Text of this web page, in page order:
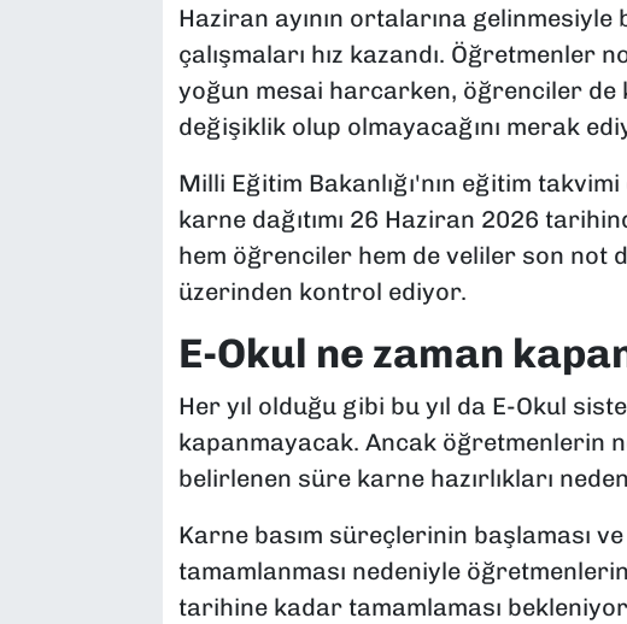
Haziran ayının ortalarına
çalışmaları hız kazandı. Öğretmenler
yoğun mesai harcarken, öğrenciler de
değişiklik olup olmayacağını merak
Milli Eğitim Bakanlığı'nın eğitim
karne dağıtımı 26 Haziran 2026
hem öğrenciler hem de veliler son not
üzerinden kontrol ediyor.
E-Okul ne zaman
Her yıl olduğu gibi bu yıl da E-Okul
kapanmayacak. Ancak öğretmenlerin
belirlenen süre karne hazırlıkları
Karne basım süreçlerinin başlaması
tamamlanması nedeniyle
tarihine kadar tamamlaması